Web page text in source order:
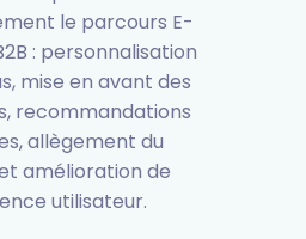
le parcours E-
: personnalisation
mise en avant des
recommandations
allègement du
amélioration de
utilisateur.